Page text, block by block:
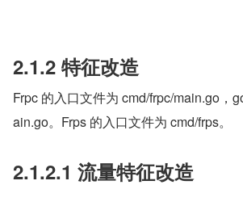
2.1.2 特征改造
Frpc 的入口文件为 cmd/frpc/main.go，
ain.go。Frps 的入口文件为 cmd/frps。
2.1.2.1 流量特征改造